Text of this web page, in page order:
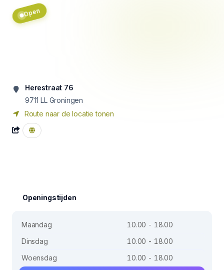
Open
Herestraat 76
9711 LL Groningen
Route naar de locatie tonen
Openingstijden
Maandag
10.00 - 18.00
Dinsdag
10.00 - 18.00
Woensdag
10.00 - 18.00